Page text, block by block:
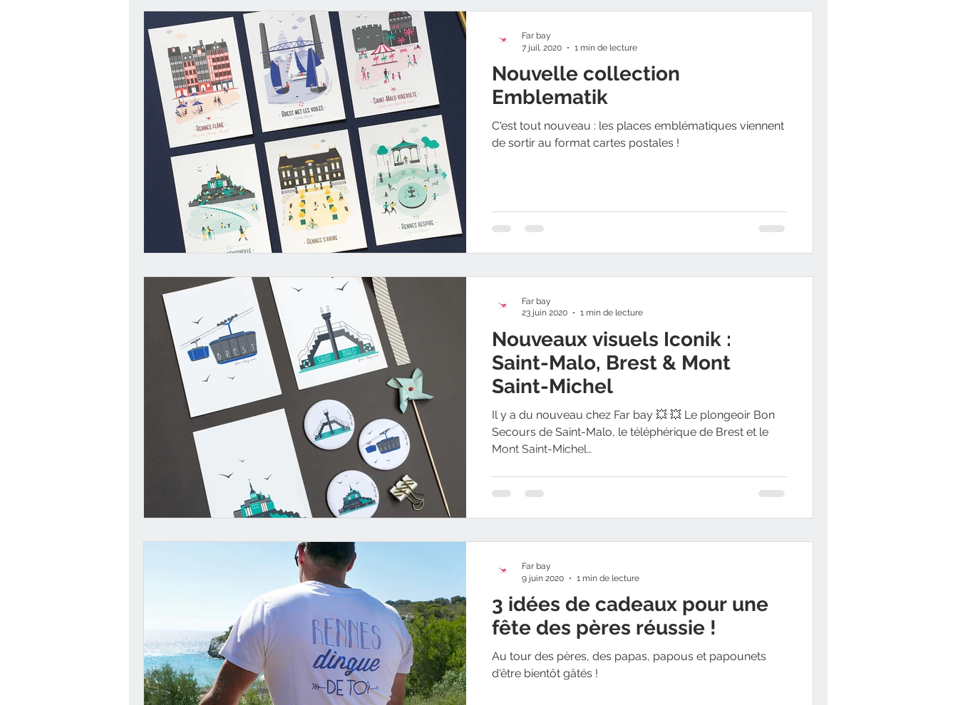
Nouvelle collection
Emblematik
C'est tout nouveau : les places emblématiques viennent
de sortir au format cartes postales !
Far bay
7 juil. 2020
1 min de lecture
Nouveaux visuels Iconik :
Saint-Malo, Brest & Mont
Saint-Michel
Il y a du nouveau chez Far bay 💥 💥 Le plongeoir Bon
Secours de Saint-Malo, le téléphérique de Brest et le
Mont Saint-Michel…
Far bay
23 juin 2020
1 min de lecture
3 idées de cadeaux pour une
fête des pères réussie !
Au tour des pères, des papas, papous et papounets
d'être bientôt gâtés !
Far bay
9 juin 2020
1 min de lecture